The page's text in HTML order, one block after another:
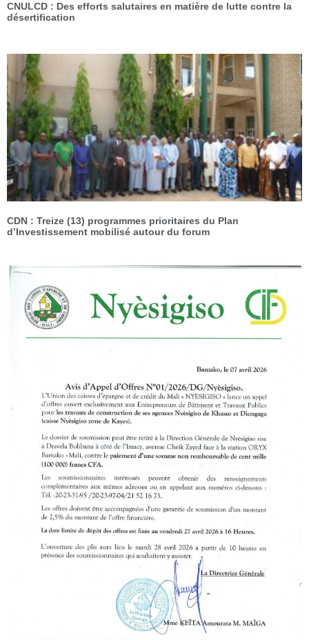
CNULCD : Des efforts salutaires en matière de lutte contre la
désertification
CDN : Treize (13) programmes prioritaires du Plan
d’Investissement mobilisé autour du forum